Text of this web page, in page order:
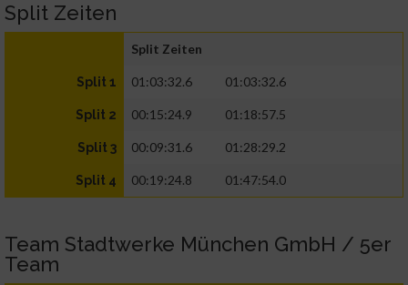
Split Zeiten
Split Zeiten
Split 1 01:03:32.6 01:03:32.6
Split 2 00:15:24.9 01:18:57.5
Split 3 00:09:31.6 01:28:29.2
Split 4 00:19:24.8 01:47:54.0
Team Stadtwerke München GmbH / 5er
Team